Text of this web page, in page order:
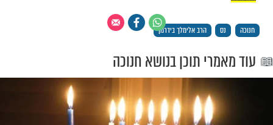
רק לקבוצת ווטסאפ אחת מבית מוקד
תהילים ארצי? יש לנו 4! לחצו על אחת מהן